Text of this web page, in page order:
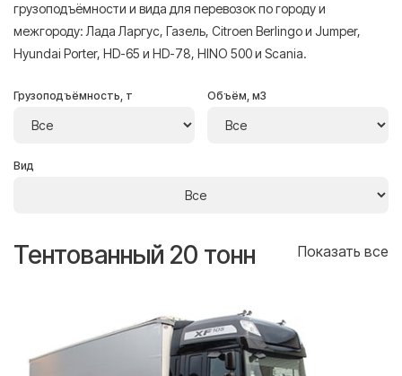
грузоподъёмности и вида для перевозок по городу и
межгороду: Лада Ларгус, Газель, Citroen Berlingo и Jumper,
Hyundai Porter, HD-65 и HD-78, HINO 500 и Scania.
Грузоподъёмность, т Объём, м3
Вид
Тентованный 20 тонн Показать все